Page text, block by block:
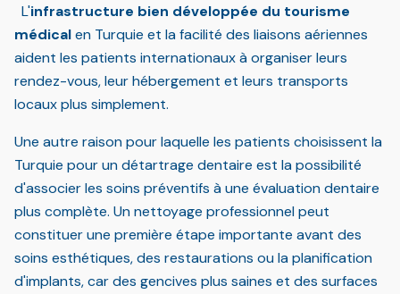
L'infrastructure bien développée du tourisme
médicalen Turquie et la facilité des liaisons aériennes
aident les patients internationaux à organiser leurs
rendez-vous, leur hébergement et leurs transports
locaux plus simplement.
Une autre raison pour laquelle les patients choisissent la
Turquie pour un détartrage dentaire est la possibilité
d'associer les soins préventifs à une évaluation dentaire
plus complète. Un nettoyage professionnel peut
constituer une première étape importante avant des
soins esthétiques, des restaurations ou la planification
d'implants, car des gencives plus saines et des surfaces